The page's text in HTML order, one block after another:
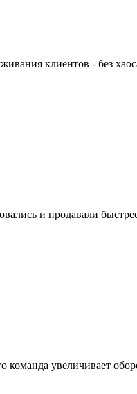
клиентов - без
и продавали
команда увеличивает